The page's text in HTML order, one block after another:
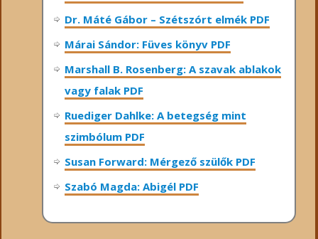
Dr. Máté Gábor – Szétszórt elmék PDF
Márai Sándor: Füves könyv PDF
Marshall B. Rosenberg: A szavak ablakok
vagy falak PDF
Ruediger Dahlke: A betegség mint
szimbólum PDF
Susan Forward: Mérgező szülők PDF
Szabó Magda: Abigél PDF